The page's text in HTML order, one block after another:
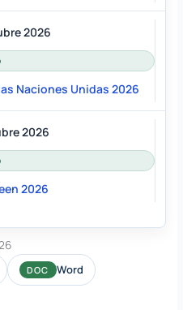
2026
Naciones Unidas 2026
2026
2026
DOC Word